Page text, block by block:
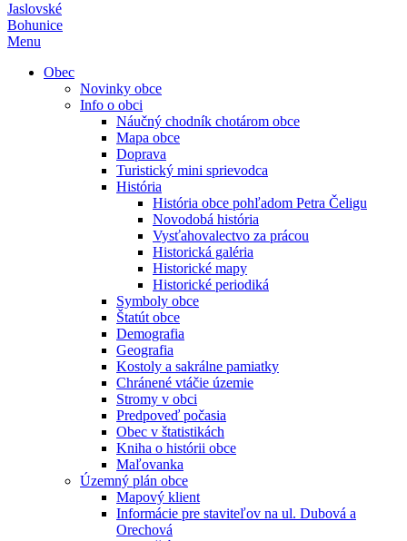
Jaslovské
Bohunice
Menu
Obec
Novinky obce
Info o obci
Náučný chodník chotárom obce
Mapa obce
Doprava
Turistický mini sprievodca
História
História obce pohľadom Petra Čeligu
Novodobá história
Vysťahovalectvo za prácou
Historická galéria
Historické mapy
Historické periodiká
Symboly obce
Štatút obce
Demografia
Geografia
Kostoly a sakrálne pamiatky
Chránené vtáčie územie
Stromy v obci
Predpoveď počasia
Obec v štatistikách
Kniha o histórii obce
Maľovanka
Územný plán obce
Mapový klient
Informácie pre staviteľov na ul. Dubová a
Orechová